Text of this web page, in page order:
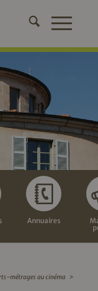
Annuaires
métrages au cinéma >